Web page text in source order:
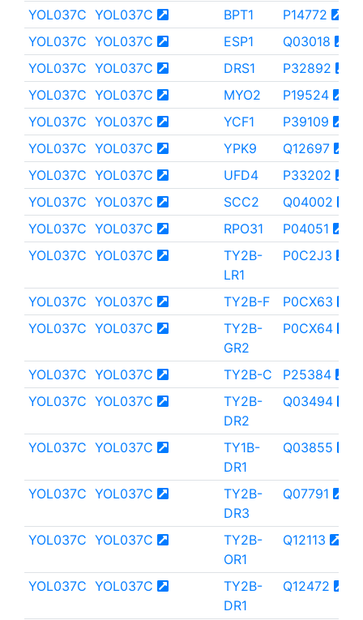
YOL037C YOL037C BPT1
P14772
YOL037C YOL037C ESP1
Q03018
YOL037C YOL037C DRS1
P32892
YOL037C YOL037C MYO2
P19524
YOL037C YOL037C YCF1
P39109
YOL037C YOL037C YPK9
Q12697
YOL037C YOL037C UFD4
P33202
YOL037C YOL037C SCC2
Q04002
YOL037C YOL037C RPO31
P04051
YOL037C YOL037C
TY2B-
LR1
P0C2J3
YOL037C YOL037C TY2B-F
P0CX63
YOL037C YOL037C
TY2B-
GR2
P0CX64
YOL037C YOL037C TY2B-C
P25384
YOL037C YOL037C
TY2B-
DR2
Q03494
YOL037C YOL037C
TY1B-
DR1
Q03855
YOL037C YOL037C
TY2B-
DR3
Q07791
YOL037C YOL037C
TY2B-
OR1
Q12113
YOL037C YOL037C
TY2B-
DR1
Q12472